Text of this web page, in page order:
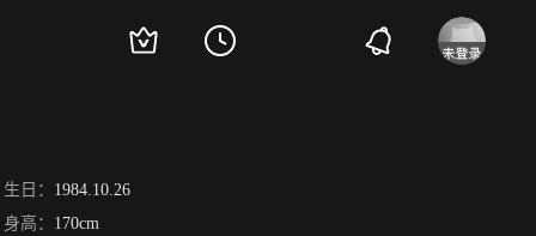
生日： 1984.10.26
身高： 170cm